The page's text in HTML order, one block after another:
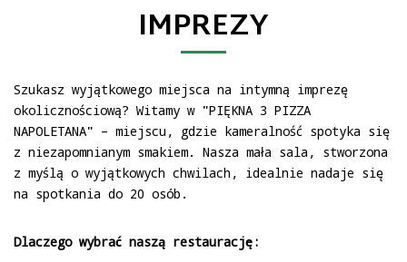
IMPREZY
Szukasz wyjątkowego miejsca na intymną imprezę
okolicznościową? Witamy w "PIĘKNA 3 PIZZA
NAPOLETANA" – miejscu, gdzie kameralność spotyka się
z niezapomnianym smakiem. Nasza mała sala, stworzona
z myślą o wyjątkowych chwilach, idealnie nadaje się
na spotkania do 20 osób.
Dlaczego wybrać naszą restaurację: